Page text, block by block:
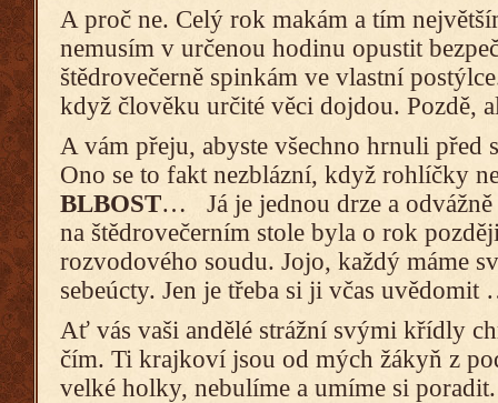
A proč ne. Celý rok makám a tím
nemusím v určenou hodinu opustit
štědrovečerně spinkám ve vlastní
když člověku určité věci dojdou. Pozdě,
A vám přeju, abyste všechno hrnuli před
Ono se to fakt nezblázní, když rohlíčky
BLBOST… Já je jednou drze a odvážně
na štědrovečerním stole byla o rok
rozvodového soudu. Jojo, každý máme
sebeúcty. Jen je třeba si ji včas uvědomit
Ať vás vaši andělé strážní svými křídly
čím. Ti krajkoví jsou od mých žákyň z
velké holky, nebulíme a umíme si